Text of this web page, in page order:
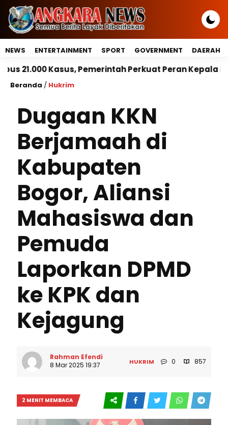
NEWS ENTERTAINMENT SPORT GOVERNMENT DAERAH
Perkuat Peran Kepala Daerah Untuk
Beranda / Hukrim
Dugaan KKN
Berjamaah di
Kabupaten
Bogor, Aliansi
Mahasiswa dan
Pemuda
Laporkan DPMD
ke KPK dan
Kejagung
Rahman Efendi
8 Mar 2025 19:37
HUKRIM 0 857
2 MENIT MEMBACA